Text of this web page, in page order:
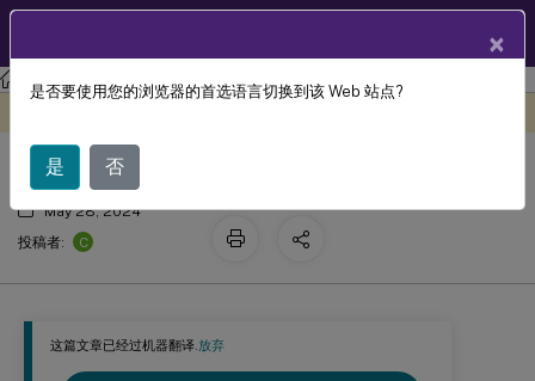
工作区环境管理 Workspace Environment Management 2311
这篇文章已经过机器翻译.放弃
系统优化
May 28, 2024
投稿者:
C
×
是否要使用您的浏览器的首选语言切换到该 Web 站点?
是 否